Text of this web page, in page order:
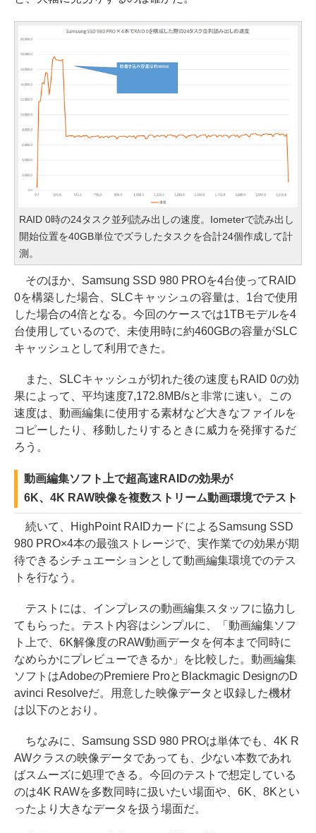
RAID 0時の24タスク並列読み出しの速度。Iometerで読み出し
開始位置を40GB単位でズラしたタスクを合計24個作成して計
測。
そのほか、Samsung SSD 980 PROを4台使ってRAID
0を構築した場合、SLCキャッシュの容量は、1台で使用
した場合の4倍となる。今回のケースでは1TBモデルを4
台使用しているので、未使用時に約460GBの容量がSLC
キャッシュとして利用できた。
また、SLCキャッシュが切れた後の速度もRAID 0の効
果によって、平均速度7,172.8MB/sと非常に速い。この
速度は、動画編集に使用する素材など大きなファイルを
コピーしたり、移動したりするときに威力を発揮するだ
ろう。
動画編集ソフト上で超高速RAIDの効果が
6K、4K RAW映像を複数ストリーム動画環境でテスト
続いて、HighPoint RAIDカードによるSamsung SSD
980 PRO×4本の最強ストレージで、実作業での効果が期
待できるシチュエーションとして動画編集環境でのテス
トを行なう。
テストには、インプレスの動画編集スタッフに協力し
てもらった。テスト内容はシンプルに、「動画編集ソフ
ト上で、6K解像度のRAW動画データを何本まで同時に
なめらかにプレビューできるか」を比較した。動画編集
ソフトはAdobeのPremiere ProとBlackmagic DesignのD
avinci Resolveだ。用意した映像データと収録した機材
は以下のとおり。
ちなみに、Samsung SSD 980 PROは単体でも、4K R
AWクラスの映像データであっても、少ない本数であれ
ばスムーズに処理できる。今回のテストで想定している
のは4K RAWを多数同時に扱いたい場面や、6K、8Kとい
ったより大きなデータを扱う場面だ。